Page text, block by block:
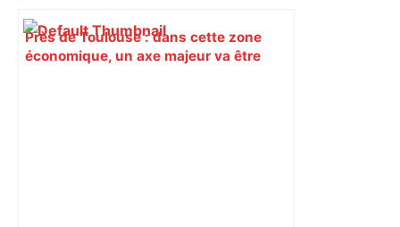
Près de Toulouse : dans cette zone
économique, un axe majeur va être